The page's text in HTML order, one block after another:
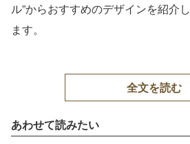
ル”からおすすめのデザインを紹介し
ます。
全文を読む
あわせて読みたい